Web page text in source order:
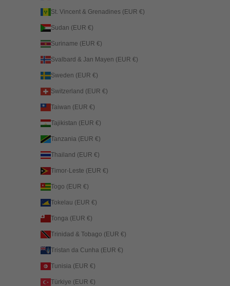
St. Vincent & Grenadines (EUR €)
Sudan (EUR €)
Suriname (EUR €)
Svalbard & Jan Mayen (EUR €)
Sweden (EUR €)
Switzerland (EUR €)
Taiwan (EUR €)
Tajikistan (EUR €)
Tanzania (EUR €)
Thailand (EUR €)
Timor-Leste (EUR €)
Togo (EUR €)
Tokelau (EUR €)
Tonga (EUR €)
Trinidad & Tobago (EUR €)
Tristan da Cunha (EUR €)
Tunisia (EUR €)
Türkiye (EUR €)